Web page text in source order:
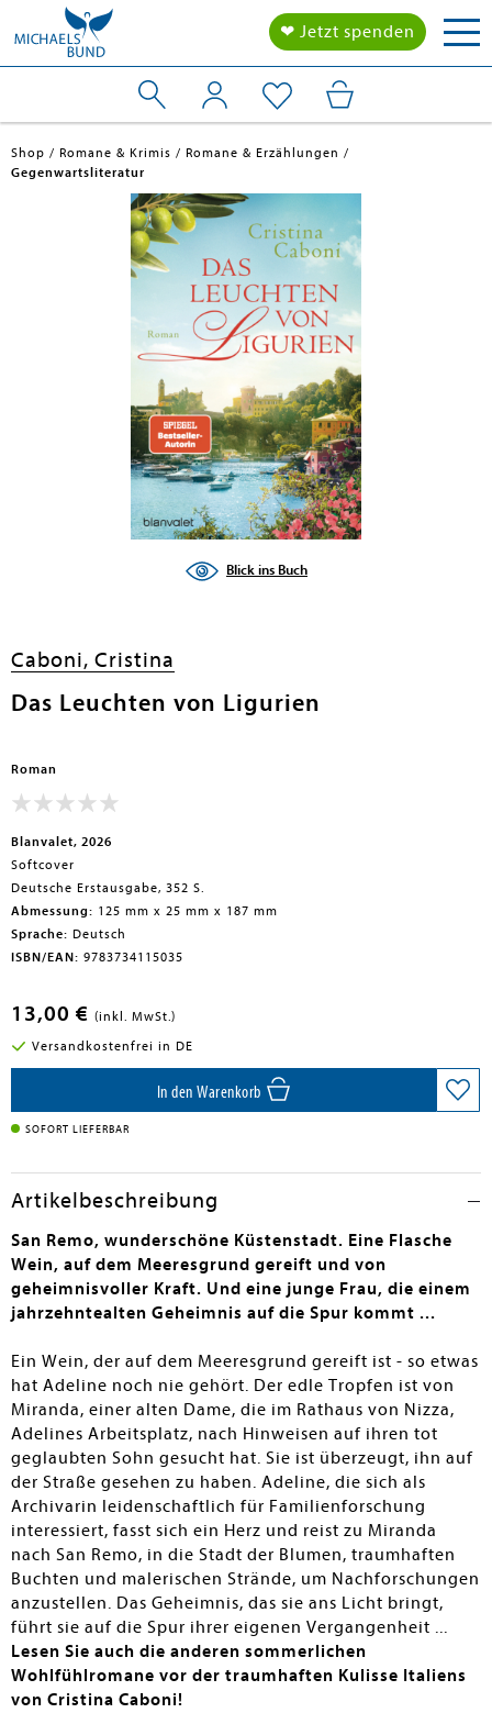
❤ Jetzt spenden
Shop Romane & Krimis
Romane & Erzählungen
Gegenwartsliteratur
Blick ins Buch
Caboni, Cristina
Das Leuchten von Ligurien
Roman
Blanvalet, 2026
Softcover
Deutsche Erstausgabe, 352 S.
Abmessung: 125 mm x 25 mm x 187 mm
Sprache: Deutsch
ISBN/EAN: 9783734115035
13,00 € (inkl. MwSt.)
Versandkostenfrei in DE
In den Warenkorb
SOFORT LIEFERBAR
Artikelbeschreibung
San Remo, wunderschöne Küstenstadt. Eine Flasche
Wein, auf dem Meeresgrund gereift und von
geheimnisvoller Kraft. Und eine junge Frau, die einem
jahrzehntealten Geheimnis auf die Spur kommt ...
Ein Wein, der auf dem Meeresgrund gereift ist - so etwas
hat Adeline noch nie gehört. Der edle Tropfen ist von
Miranda, einer alten Dame, die im Rathaus von Nizza,
Adelines Arbeitsplatz, nach Hinweisen auf ihren tot
geglaubten Sohn gesucht hat. Sie ist überzeugt, ihn auf
der Straße gesehen zu haben. Adeline, die sich als
Archivarin leidenschaftlich für Familienforschung
interessiert, fasst sich ein Herz und reist zu Miranda
nach San Remo, in die Stadt der Blumen, traumhaften
Buchten und malerischen Strände, um Nachforschungen
anzustellen. Das Geheimnis, das sie ans Licht bringt,
führt sie auf die Spur ihrer eigenen Vergangenheit ...
Lesen Sie auch die anderen sommerlichen
Wohlfühlromane vor der traumhaften Kulisse Italiens
von Cristina Caboni!